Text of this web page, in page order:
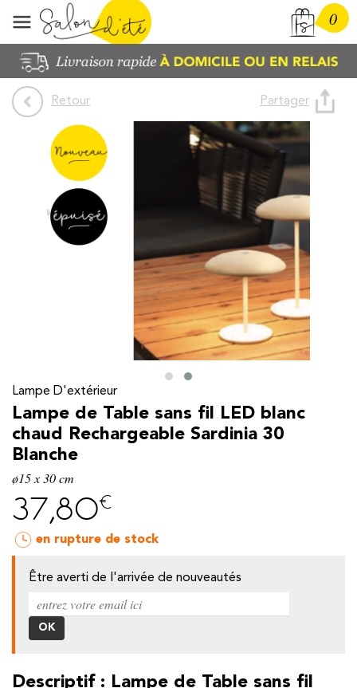
0
Retour Partager
Lampe D'extérieur
Lampe de Table sans fil LED blanc
chaud Rechargeable Sardinia 30
Blanche
ø15 x 30 cm
37,80€
en rupture de stock
Être averti de l'arrivée de nouveautés
Descriptif : Lampe de Table sans fil